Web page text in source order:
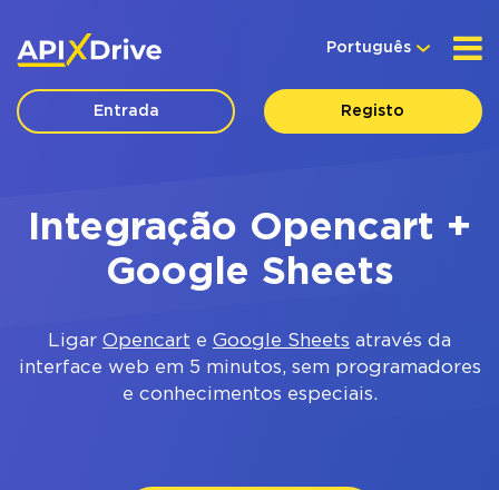
Português
Entrada Registo
Integração Opencart +
Google Sheets
Ligar Opencart e Google Sheets através da
interface web em 5 minutos, sem programadores
e conhecimentos especiais.